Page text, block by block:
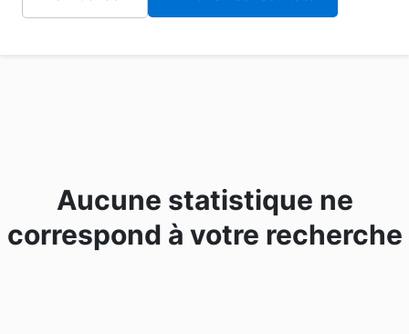
Aucune statistique ne
correspond à votre recherche